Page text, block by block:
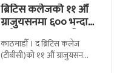
ब्रिटिस कलेजको ११ औँ
ग्राजुयसनमा ६०० भन्दा
बढी ग्राजुयट सम्मानित
काठमाडौँ । द ब्रिटिस कलेज
(टीबीसी)को ११ औं ग्राजुयसन